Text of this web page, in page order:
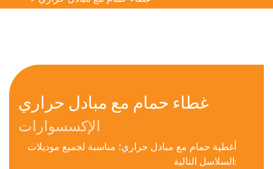
غطاء حمام مع مبادل حراري
الإكسسوارات
أغطية حمام مع مبادل حراري؛ مناسبة لجميع موديلات
السلاسل التالية: